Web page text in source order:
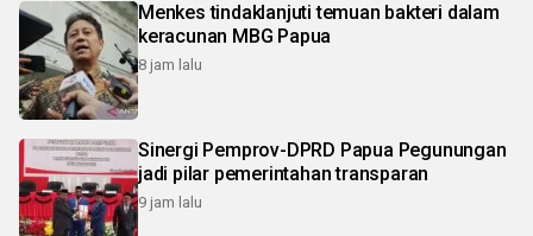
Menkes tindaklanjuti temuan bakteri dalam
keracunan MBG Papua
8 jam lalu
Sinergi Pemprov-DPRD Papua Pegunungan
jadi pilar pemerintahan transparan
9 jam lalu